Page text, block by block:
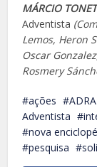
MÁRCIO
Adventista
Lemos, Heron
Oscar
Rosmery
ações ADRA
Adventista
nova
pesquisa